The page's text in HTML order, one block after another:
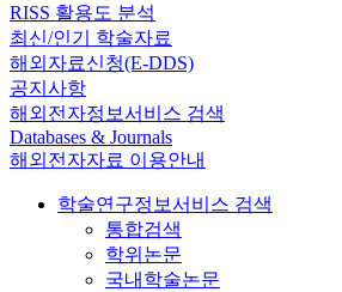
RISS 활용도 분석
최신/인기 학술자료
해외자료신청(E-DDS)
공지사항
해외전자정보서비스 검색
Databases & Journals
해외전자자료 이용안내
학술연구정보서비스 검색
통합검색
학위논문
국내학술논문